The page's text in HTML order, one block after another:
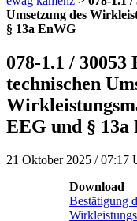
Umsetzung des
§ 13a EnWG
078-1.1 /
technischen
EEG und § 13a
21 Oktober 2025 / 07:17
Download
Bestätigung